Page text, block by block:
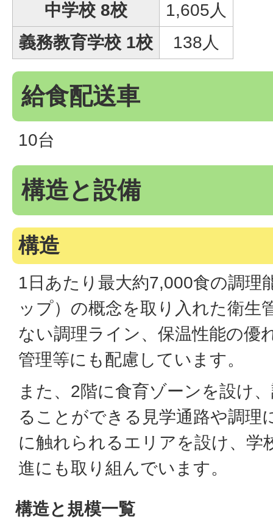
中学校 8校
1,605人
義務教育学校 1校
138人
給食配送車
10台
構造と設備
構造
1日あたり最大約7,000食の調理
ップ）の概念を取り入れた衛生
ない調理ライン、保温性能の優
管理等にも配慮しています。
また、2階に食育ゾーンを設け
ることができる見学通路や調理
に触れられるエリアを設け、学
進にも取り組んでいます。
構造と規模一覧